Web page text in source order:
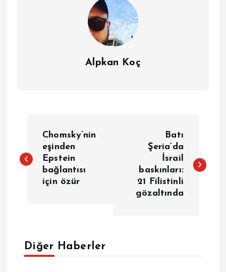
Alpkan Koç
a
e
Chomsky’nin
eşinden
Epstein
bağlantısı
için özür
Batı
Şeria’da
İsrail
baskınları:
21 Filistinli
gözaltında
Diğer Haberler